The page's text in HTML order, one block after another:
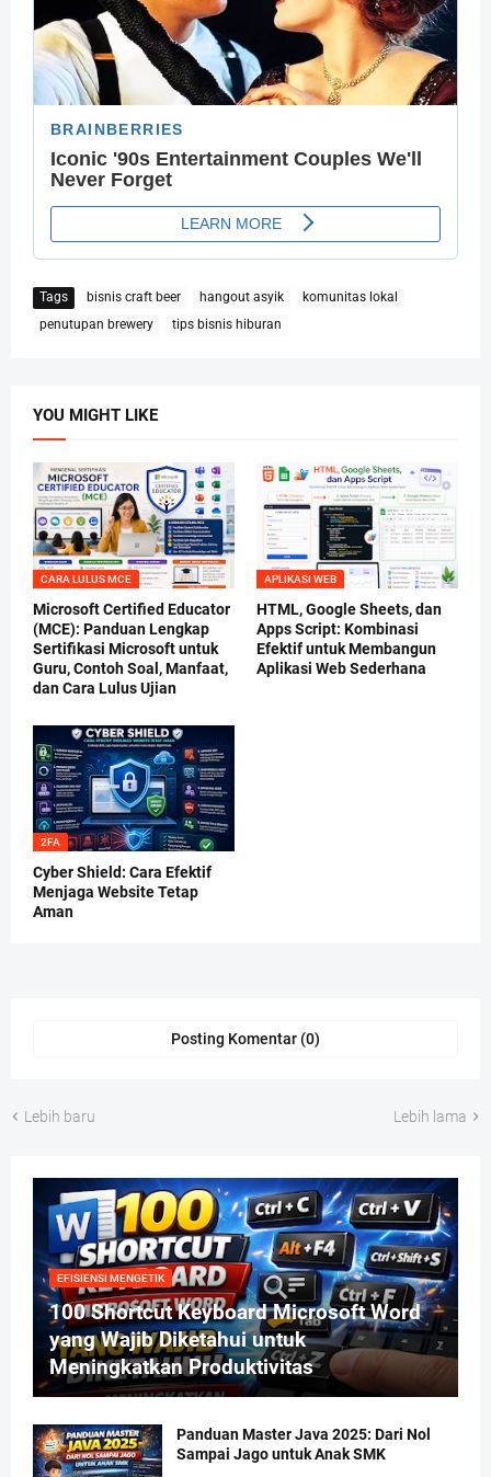
Tags bisnis craft beer hangout asyik
komunitas lokal
penutupan brewery
tips bisnis hiburan
YOU MIGHT LIKE
CARA LULUS MCE
Microsoft Certified Educator
(MCE): Panduan Lengkap
Sertifikasi Microsoft untuk
Guru, Contoh Soal, Manfaat,
dan Cara Lulus Ujian
APLIKASI WEB
HTML, Google Sheets, dan
Apps Script: Kombinasi
Efektif untuk Membangun
Aplikasi Web Sederhana
2FA
Cyber Shield: Cara Efektif
Menjaga Website Tetap
Aman
Posting Komentar (0)
Lebih baru Lebih lama
EFISIENSI MENGETIK
100 Shortcut Keyboard Microsoft Word
yang Wajib Diketahui untuk
Meningkatkan Produktivitas
Panduan Master Java 2025: Dari Nol
Sampai Jago untuk Anak SMK